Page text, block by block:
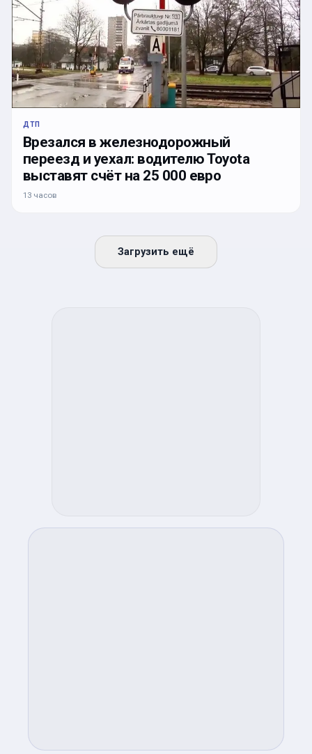
ДТП
Врезался в железнодорожный
переезд и уехал: водителю Toyota
выставят счёт на 25 000 евро
13 часов
Загрузить ещё